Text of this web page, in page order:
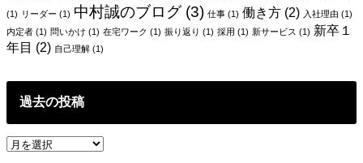
(1) リーダー (1) 中村誠のブログ(3) 仕事 (1) 働き方 (2) 入社理由 (1)
内定者 (1) 問いかけ (1) 在宅ワーク (1) 振り返り (1) 採用 (1) 新サービス (1) 新卒１
年目 (2) 自己理解 (1)
過去の投稿
過